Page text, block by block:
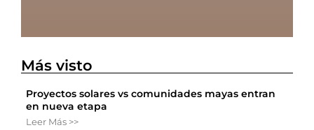
Más visto
Proyectos solares vs comunidades mayas entran
en nueva etapa
Leer Más >>